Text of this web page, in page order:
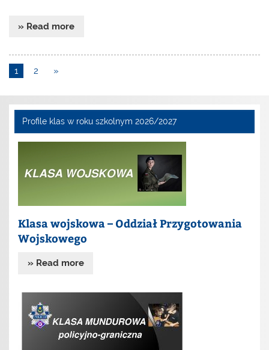
» Read more
1 2 »
Profile klas w roku szkolnym 2026/2027
Klasa wojskowa – Oddział Przygotowania
Wojskowego
» Read more